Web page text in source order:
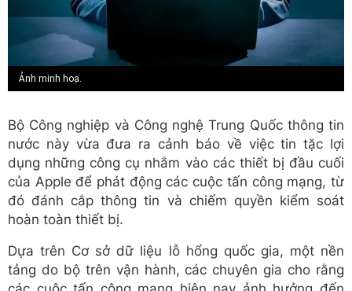
Ảnh minh hoạ.
Bộ Công nghiệp và Công nghệ Trung Quốc thông tin
nước này vừa đưa ra cảnh báo về việc tin tặc lợi
dụng những công cụ nhắm vào các thiết bị đầu cuối
của Apple để phát động các cuộc tấn công mạng, từ
đó đánh cắp thông tin và chiếm quyền kiểm soát
hoàn toàn thiết bị.
Dựa trên Cơ sở dữ liệu lỗ hổng quốc gia, một nền
tảng do bộ trên vận hành, các chuyên gia cho rằng